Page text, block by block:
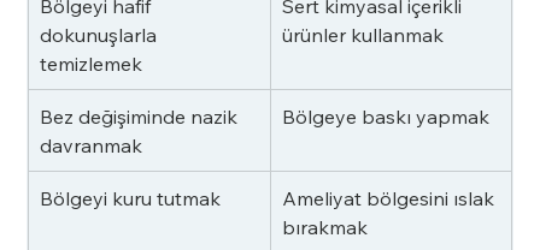
Bölgeyi hafif
dokunuşlarla
temizlemek
Sert kimyasal içerikli
ürünler kullanmak
Bez değişiminde nazik
davranmak
Bölgeye baskı yapmak
Bölgeyi kuru tutmak
Ameliyat bölgesini ıslak
bırakmak